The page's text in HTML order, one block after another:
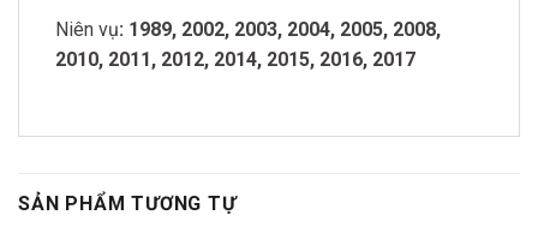
Niên vụ: 1989, 2002, 2003, 2004, 2005, 2008,
2010, 2011, 2012, 2014, 2015, 2016, 2017
SẢN PHẨM TƯƠNG TỰ